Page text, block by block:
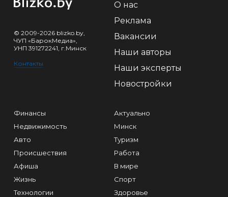
© 2009-2026 blizko.by,
ЧУП «БарокМедиа»,
УНП 391272241, г.Минск
Контакты
О нас
Реклама
Вакансии
Наши авторы
Наши эксперты
Новостройки
Финансы
Недвижимость
Авто
Происшествия
Афиша
Жизнь
Технологии
Актуально
Минск
Туризм
Работа
В мире
Спорт
Здоровье